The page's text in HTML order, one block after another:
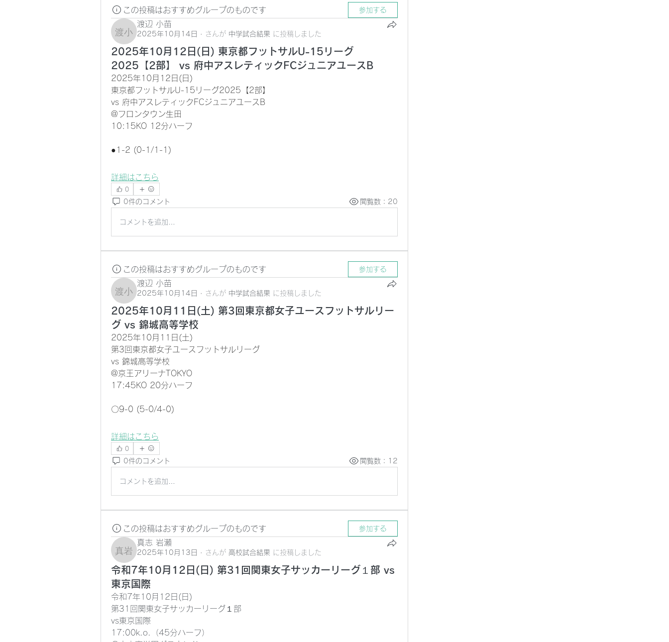
この投稿はおすすめグループのものです 参加する
渡辺 小苗
渡辺 小苗
2025年10月14日 · さんが 中学試合結果 に 投稿しました
2025年10月12日(日) 東京都フットサルU-15リーグ
2025【2部】 vs 府中アスレティックFCジュニアユースB
2025年10月12日(日)
東京都フットサルU-15リーグ2025【2部】
vs 府中アスレティックFCジュニアユースB
@フロンタウン生田
10:15KO 12分ハーフ
●1-2 (0-1/1-1)
詳細はこちら
0
0件のコメント 閲覧数：20
コメントを追加…
この投稿はおすすめグループのものです 参加する
渡辺 小苗
渡辺 小苗
2025年10月14日 · さんが 中学試合結果 に 投稿しました
2025年10月11日(土) 第3回東京都女子ユースフットサルリー
グ vs 錦城高等学校
2025年10月11日(土)
第3回東京都女子ユースフットサルリーグ
vs 錦城高等学校
@京王アリーナTOKYO
17:45KO 20分ハーフ
〇9-0 (5-0/4-0)
詳細はこちら
0
0件のコメント 閲覧数：12
コメントを追加…
この投稿はおすすめグループのものです 参加する
真志 岩瀬
真志 岩瀬
2025年10月13日 · さんが 高校試合結果 に 投稿しました
令和7年10月12日(日) 第31回関東女子サッカーリーグ１部 vs
東京国際
令和7年10月12日(日)
第31回関東女子サッカーリーグ１部
vs東京国際
17:00k.o.（45分ハーフ）